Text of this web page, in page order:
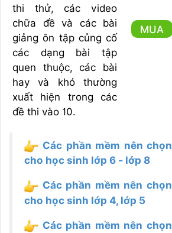
thi thử, các video
chữa đề và các bài
giảng ôn tập củng cố
các dạng bài tập
quen thuộc, các bài
hay và khó thường
xuất hiện trong các
đề thi vào 10.
MUA
Các phần mềm nên chọn
cho học sinh lớp 6 - lớp 8
Các phần mềm nên chọn
cho học sinh lớp 4, lớp 5
Các phần mềm nên chọn